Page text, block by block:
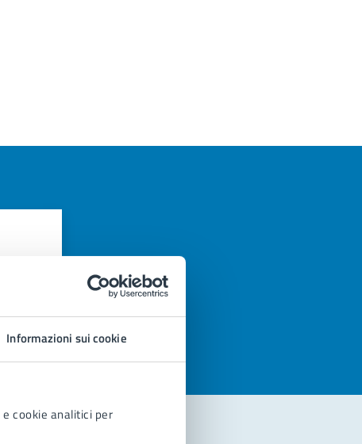
Informazioni sui cookie
cookie analitici per